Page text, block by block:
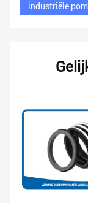
industriële